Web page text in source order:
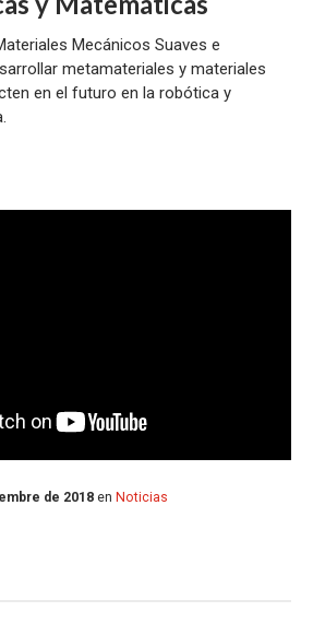
Mecánicos Suaves e
metamateriales y materiales
en el futuro en la robótica y
de 2018 en Noticias